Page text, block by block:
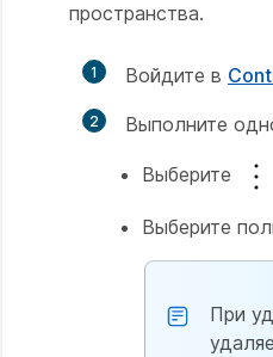
пространства.
1 Войдите в
2 Выполните
Выберите
Выберите
При